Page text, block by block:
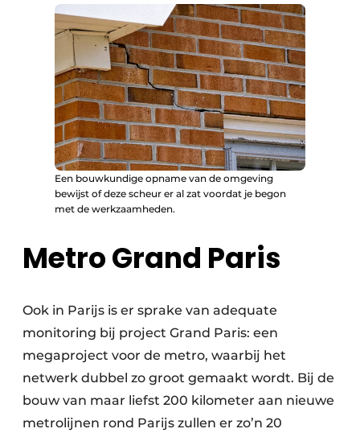
Een bouwkundige opname van de omgeving
bewijst of deze scheur er al zat voordat je begon
met de werkzaamheden.
Metro Grand Paris
Ook in Parijs is er sprake van adequate
monitoring bij project Grand Paris: een
megaproject voor de metro, waarbij het
netwerk dubbel zo groot gemaakt wordt. Bij de
bouw van maar liefst 200 kilometer aan nieuwe
metrolijnen rond Parijs zullen er zo’n 20